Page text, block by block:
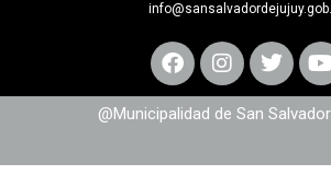
@Municipalidad de San